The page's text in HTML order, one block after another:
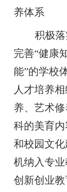
养体系
积极
完善“健康
能”的学校
人才培养
养、艺术
科的美育
和校园文
机纳入专
创新创业